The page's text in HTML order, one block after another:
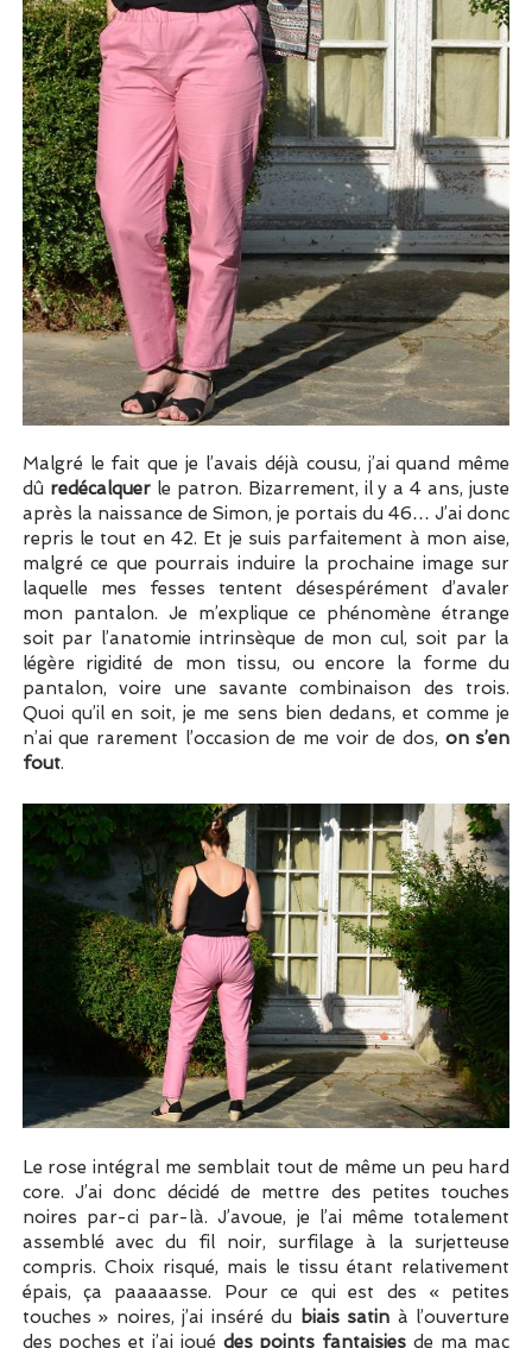
Malgré le fait que je l’avais déjà cousu, j’ai quand même
dû redécalquerle patron. Bizarrement, il y a 4 ans, juste
après la naissance de Simon, je portais du 46… J’ai donc
repris le tout en 42. Et je suis parfaitement à mon aise,
malgré ce que pourrais induire la prochaine image sur
laquelle mes fesses tentent désespérément d’avaler
mon pantalon. Je m’explique ce phénomène étrange
soit par l’anatomie intrinsèque de mon cul, soit par la
légère rigidité de mon tissu, ou encore la forme du
pantalon, voire une savante combinaison des trois.
Quoi qu’il en soit, je me sens bien dedans, et comme je
n’ai que rarement l’occasion de me voir de dos, on s’en
fout.
Le rose intégral me semblait tout de même un peu hard
core. J’ai donc décidé de mettre des petites touches
noires par-ci par-là. J’avoue, je l’ai même totalement
assemblé avec du fil noir, surfilage à la surjetteuse
compris. Choix risqué, mais le tissu étant relativement
épais, ça paaaaasse. Pour ce qui est des « petites
touches » noires, j’ai inséré du biais satin à l’ouverture
des poches et j’ai joué des points fantaisies de ma mac